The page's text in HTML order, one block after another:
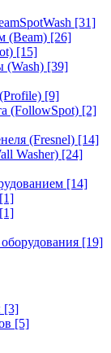
[31]
(Beam) [26]
[15]
(Wash) [39]
[9]
(FollowSpot) [2]
(Fresnel) [14]
Washer) [24]
[14]
[1]
[1]
[19]
[3]
[5]